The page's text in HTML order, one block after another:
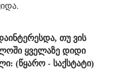
თუ ვის
ყველაზე დიდი
(წყარო - საქსტატი)